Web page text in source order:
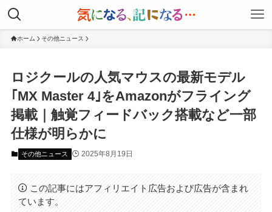
ホーム その他ニュース
ロジクールの人気マウスの最新モデル
｢MX Master 4｣をAmazonがフライング
掲載｜触覚フィードバック搭載など一部
仕様が明らかに
その他ニュース 2025年8月19日
この記事にはアフィリエイト広告および広告が含まれ
ています。